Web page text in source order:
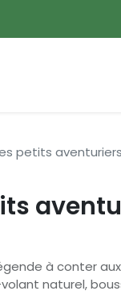
petits
à conter
naturel,